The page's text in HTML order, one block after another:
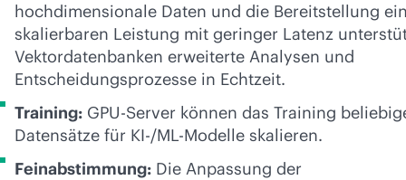
hochdimensionale Daten und die Bereitstellung
skalierbaren Leistung mit geringer Latenz
Vektordatenbanken erweiterte Analysen und
Entscheidungsprozesse in Echtzeit.
Training: GPU-Server können das Training
Datensätze für KI-/ML-Modelle skalieren.
Feinabstimmung: Die Anpassung der